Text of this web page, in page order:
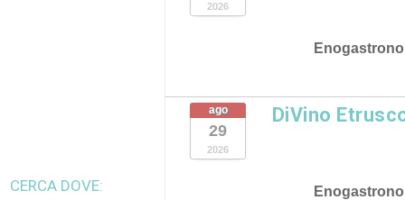
2026
ago
29
2026
DiVino
CERCA DOVE: